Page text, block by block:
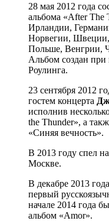
28 мая 2012 года
альбома «After The
Ирландии,
Норвегии,
Польше, Венгрии,
Альбом создан при
Роулинга.
23 сентября 2012
гостем концерта
исполнив
the Thunder», а
«Синяя вечность».
В 2013 году спел
Москве.
В декабре 2013
первый
начале 2014 года
альбом «Amor».